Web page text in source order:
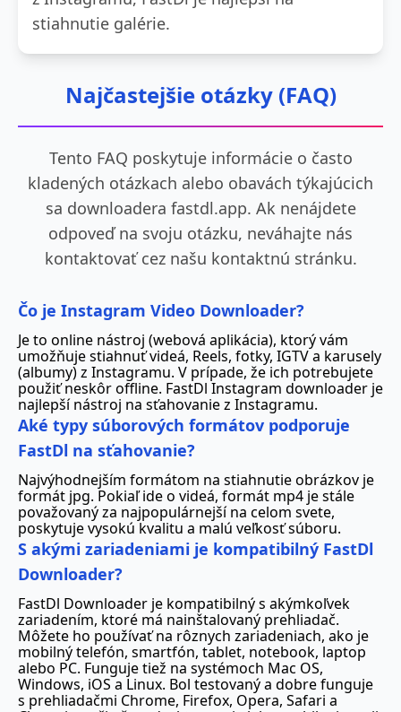
stiahnutie galérie.
Najčastejšie otázky (FAQ)
Tento FAQ poskytuje informácie o často
kladených otázkach alebo obavách týkajúcich
sa downloadera fastdl.app. Ak nenájdete
odpoveď na svoju otázku, neváhajte nás
kontaktovať cez našu kontaktnú stránku.
Čo je Instagram Video Downloader?
Je to online nástroj (webová aplikácia), ktorý vám
umožňuje stiahnuť videá, Reels, fotky, IGTV a karusely
(albumy) z Instagramu. V prípade, že ich potrebujete
použiť neskôr offline. FastDl Instagram downloader je
najlepší nástroj na sťahovanie z Instagramu.
Aké typy súborových formátov podporuje
FastDl na sťahovanie?
Najvýhodnejším formátom na stiahnutie obrázkov je
formát jpg. Pokiaľ ide o videá, formát mp4 je stále
považovaný za najpopulárnejší na celom svete,
poskytuje vysokú kvalitu a malú veľkosť súboru.
S akými zariadeniami je kompatibilný FastDl
Downloader?
FastDl Downloader je kompatibilný s akýmkoľvek
zariadením, ktoré má nainštalovaný prehliadač.
Môžete ho používať na rôznych zariadeniach, ako je
mobilný telefón, smartfón, tablet, notebook, laptop
alebo PC. Funguje tiež na systémoch Mac OS,
Windows, iOS a Linux. Bol testovaný a dobre funguje
s prehliadačmi Chrome, Firefox, Opera, Safari a